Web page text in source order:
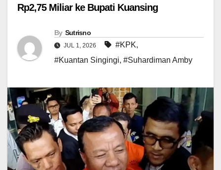
Rp2,75 Miliar ke Bupati Kuansing
By Sutrisno
JUL 1, 2026 #KPK,
#Kuantan Singingi, #Suhardiman Amby